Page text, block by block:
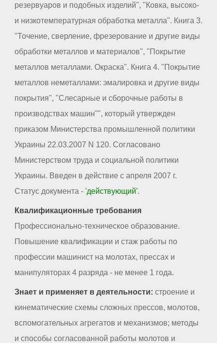
резервуаров и подобных изделий", "Ковка, высоко-
и низкотемпературная обработка металла". Книга 3.
"Точение, сверление, фрезерование и другие виды
обработки металлов и материалов", "Покрытие
металлов металлами. Окраска". Книга 4. "Покрытие
металлов неметаллами: эмалировка и другие виды
покрытия", "Слесарные и сборочные работы в
производствах машин"", который утвержден
приказом Министерства промышленной политики
Украины 22.03.2007 N 120. Согласовано
Министерством труда и социальной политики
Украины. Введен в действие с апреля 2007 г.
Статус документа - 'действующий'.
Квалификационные требования
Профессионально-техническое образование.
Повышение квалификации и стаж работы по
профессии машинист на молотах, прессах и
манипуляторах 4 разряда - не менее 1 года.
Знает и применяет в деятельности: строение и
кинематические схемы сложных прессов, молотов,
вспомогательных агрегатов и механизмов; методы
и способы согласованной работы молотов и